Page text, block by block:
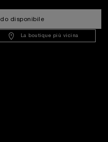
disponibile
La boutique più vicina